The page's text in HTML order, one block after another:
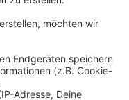
ermittelt sie
alle Beteiligten.